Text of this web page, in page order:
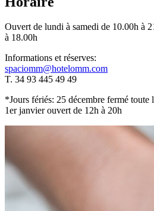
Ouvert de lundi à samedi de 10.00h à
à 18.00h
Informations et réserves:
spaciomm@hotelomm.com
T. 34 93 445 49 49
*Jours fériés: 25 décembre fermé toute
1er janvier ouvert de 12h à 20h